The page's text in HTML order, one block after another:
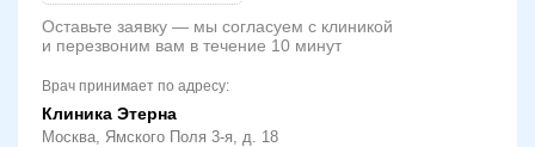
Оставьте заявку — мы согласуем с клиникой
и перезвоним вам в течение 10 минут
Врач принимает по адресу:
Клиника Этерна
Москва, Ямского Поля 3-я, д. 18